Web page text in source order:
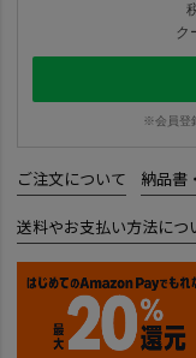
ク
※会員登
ご注文について 納品書
送料やお支払い方法につ